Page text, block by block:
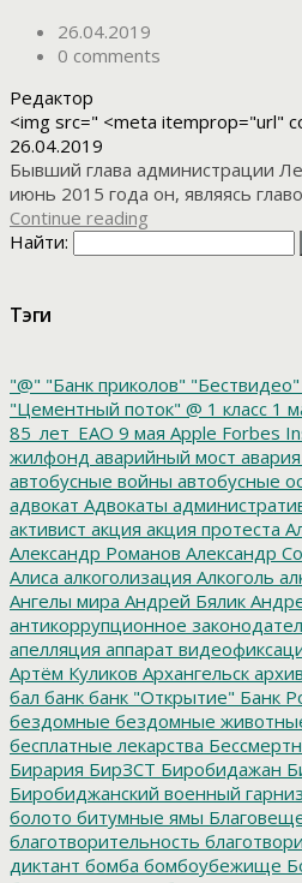
26.04.2019
0 comments
Редактор
<img src=" <meta itemprop="url"
26.04.2019
Бывший глава администрации
июнь 2015 года он, являясь
Continue reading
Найти:
Тэги
"@" "Банк приколов" "Бествидео"
"Цементный поток" @ 1 класс 1
85_лет_ЕАО 9 мая Apple Forbes
жилфонд аварийный мост авария
автобусные войны автобусные
адвокат Адвокаты
активист акция акция протеста
Александр Романов Александр
Алиса алкоголизация Алкоголь
Ангелы мира Андрей Бялик
антикоррупционное
апелляция аппарат
Артём Куликов Архангельск архив
бал банк банк "Открытие" Банк
бездомные бездомные
бесплатные лекарства
Бирария БирЗСТ Биробидажан
Биробиджанский военный
болото битумные ямы
благотворительность
диктант бомба бомбоубежище